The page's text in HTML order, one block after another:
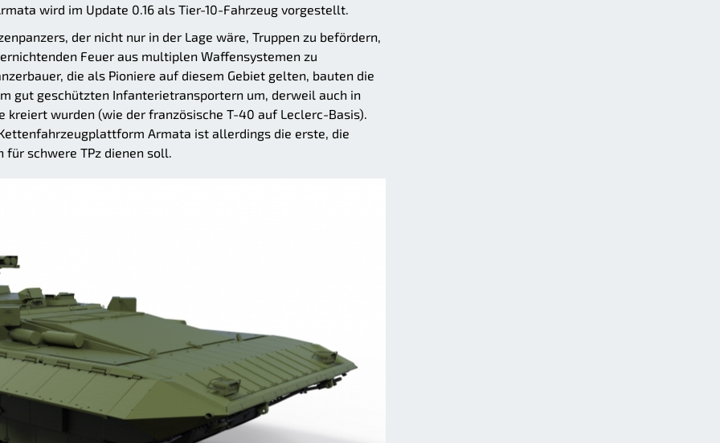
wird im Update 0.16 als Tier-10-Fahrzeug vorgestellt.
der nicht nur in der Lage wäre, Truppen zu befördern,
Feuer aus multiplen Waffensystemen zu
die als Pioniere auf diesem Gebiet gelten, bauten die
gut geschützten Infanterietransportern um, derweil auch in
kreiert wurden (wie der französische T-40 auf Leclerc-Basis).
Armata ist allerdings die erste, die
für schwere TPz dienen soll.